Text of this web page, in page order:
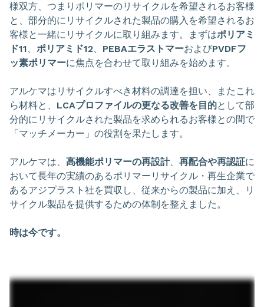
様双方、つまりポリマーのリサイクルを希望されるお客様
と、部分的にリサイクルされた製品の購入を希望されるお
客様と一緒にリサイクルに取り組みます。まずはポリアミ
ド11、 ポリアミド12、 PEBAエラストマーおよびPVDFフ
ッ素ポリマーに焦点を合わせて取り組みを始めます。
アルケマはリサイクルすべき材料の調達を担い、またこれ
ら材料と、 LCAプロファイルの更なる改善を目的として部
分的にリサイクルされた製品を求められるお客様との間で
「マッチメーカー」の役割を果たします。
アルケマは、 高機能ポリマーの再設計、 再配合や再認証に
おいて長年の実績のあるポリマーリサイクル・再生企業で
あるアジプラスト社を買収し、従来からの製品に加え、リ
サイクル製品を提供するための体制を整えました。
時は今です。